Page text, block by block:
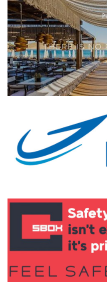
Elections 2023
Γλώσσα
Ελληνικά English